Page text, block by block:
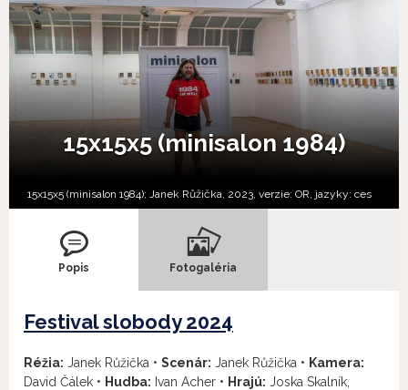
15x15x5 (minisalon 1984)
15x15x5 (minisalon 1984); Janek Růžička, 2023, verzie: OR, jazyky: ces
Popis Fotogaléria
Festival slobody 2024
Réžia: Janek Růžička • Scenár: Janek Růžička • Kamera:
David Čálek • Hudba: Ivan Acher • Hrajú: Joska Skalník,